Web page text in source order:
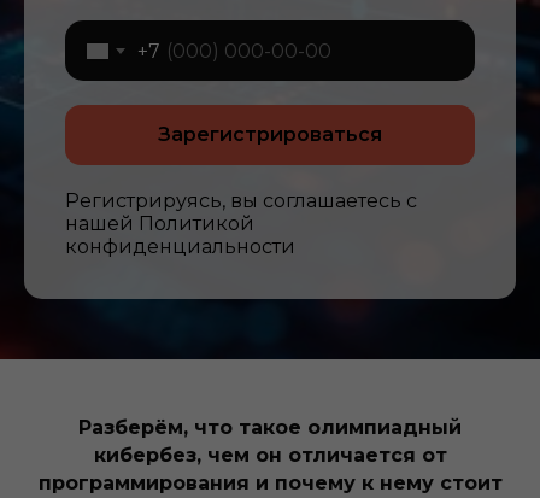
+7
Зарегистрироваться
Регистрируясь, вы соглашаетесь с
нашей Политикой
конфиденциальности
Разберём, что такое олимпиадный
кибербез, чем он отличается от
программирования и почему к нему стоит